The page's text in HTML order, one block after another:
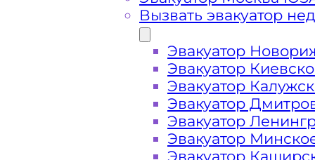
эвакуатора в
районе
Чертаново
Северное
Вызвать эвакуатор
Эвакуатор
Эвакуатор
Эвакуатор
Эвакуатор
Эвакуатор
Эвакуатор
Эвакуатор